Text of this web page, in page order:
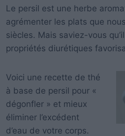
Le persil est une herbe
agrémenter les plats que
siècles. Mais saviez-vous
propriétés diurétiques
Voici une recette de thé
à base de persil pour «
dégonfler » et mieux
éliminer l’excédent
d’eau de votre corps.